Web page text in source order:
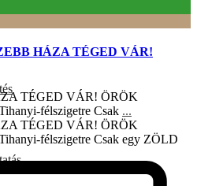
HÁZA TÉGED VÁR!
TÉGED VÁR! ÖRÖK
félszigetre Csak ...
TÉGED VÁR! ÖRÖK
félszigetre Csak egy ZÖLD